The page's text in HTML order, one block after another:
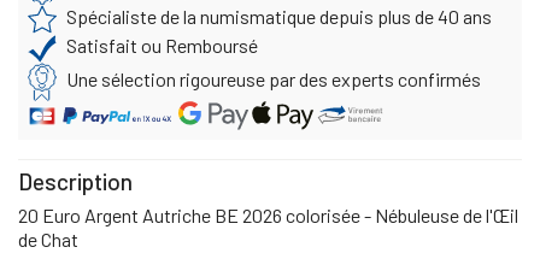
Spécialiste de la numismatique depuis plus de 40 ans
Satisfait ou Remboursé
Une sélection rigoureuse par des experts confirmés
Description
20 Euro Argent Autriche BE 2026 colorisée - Nébuleuse de l'Œil
de Chat